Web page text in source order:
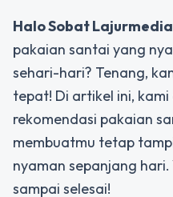
Halo Sobat
pakaian santai yang
sehari-hari? Tenang,
tepat! Di artikel ini,
rekomendasi pakaian
membuatmu tetap
nyaman sepanjang hari.
sampai selesai!